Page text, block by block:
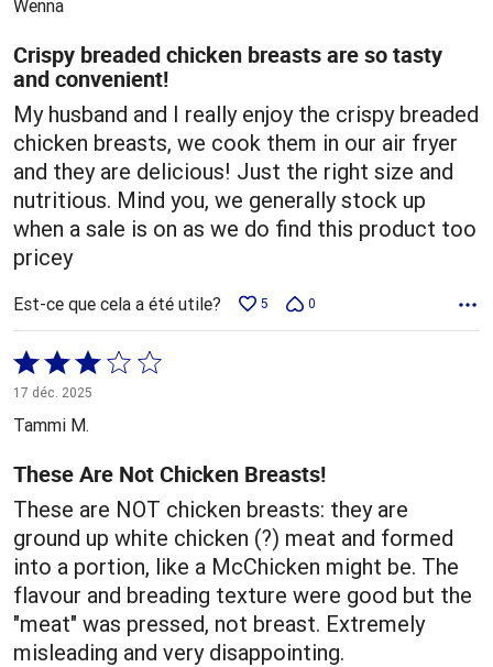
Wenna
Crispy breaded chicken breasts are so tasty
and convenient!
My husband and I really enjoy the crispy breaded
chicken breasts, we cook them in our air fryer
and they are delicious! Just the right size and
nutritious. Mind you, we generally stock up
when a sale is on as we do find this product too
pricey
Est-ce que cela a été utile? 5 0
Coté
3 sur
5
17 déc. 2025
Tammi M.
These Are Not Chicken Breasts!
These are NOT chicken breasts: they are
ground up white chicken (?) meat and formed
into a portion, like a McChicken might be. The
flavour and breading texture were good but the
"meat" was pressed, not breast. Extremely
misleading and very disappointing.